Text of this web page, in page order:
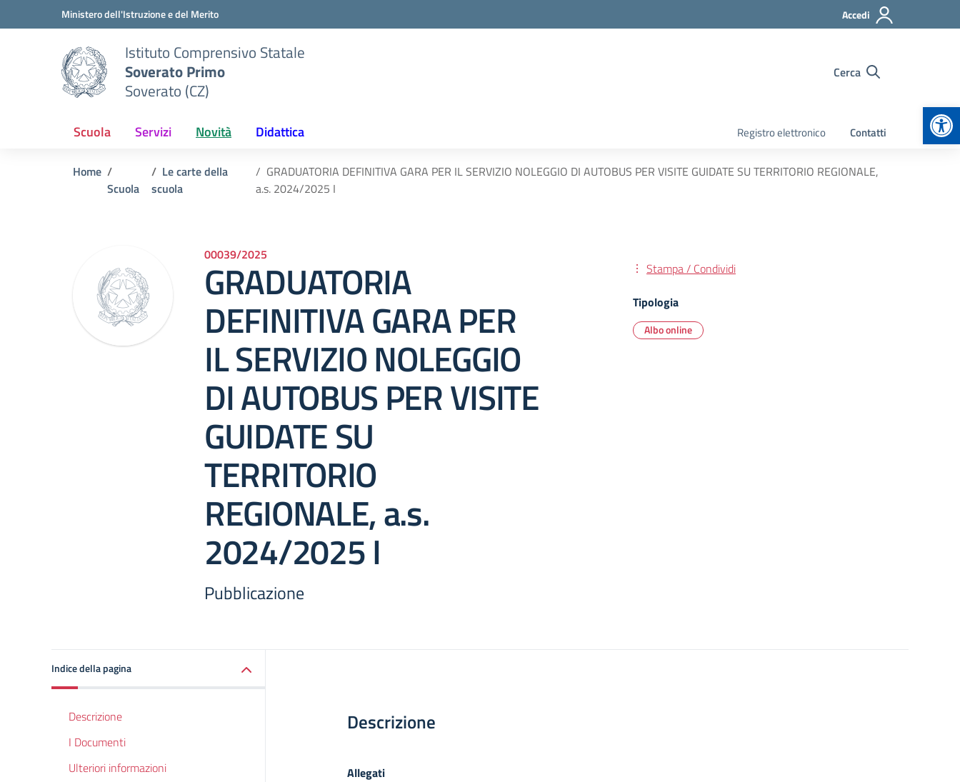
Vai ai contenuti
Vai al menu di navigazioneMinistero dell'Istruzione e del Merito Accedi
Istituto Comprensivo Statale
Soverato Primo
Soverato (CZ)
Cerca
Scuola Servizi Novità Didattica Registro elettronico Contatti
Home
Scuola
Le carte della
scuola
GRADUATORIA DEFINITIVA GARA PER IL SERVIZIO NOLEGGIO DI AUTOBUS PER VISITE GUIDATE SU TERRITORIO REGIONALE,
a.s. 2024/2025 I
00039/2025
GRADUATORIA
DEFINITIVA GARA PER
IL SERVIZIO NOLEGGIO
DI AUTOBUS PER VISITE
GUIDATE SU
TERRITORIO
REGIONALE, a.s.
2024/2025 I
Pubblicazione
Stampa / Condividi
Tipologia
Albo online
Indice della pagina
Descrizione
I Documenti
Ulteriori informazioni
Descrizione
Allegati